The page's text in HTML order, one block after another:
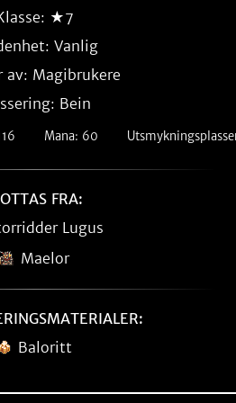
★7
Vanlig
av: Magibrukere
Bein
Mana: 60
FRA:
Lugus
Maelor
Baloritt